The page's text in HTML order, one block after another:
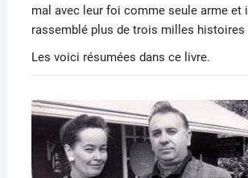
mal avec leur foi comme seule arme et
rassemblé plus de trois milles histoires
Les voici résumées dans ce livre.